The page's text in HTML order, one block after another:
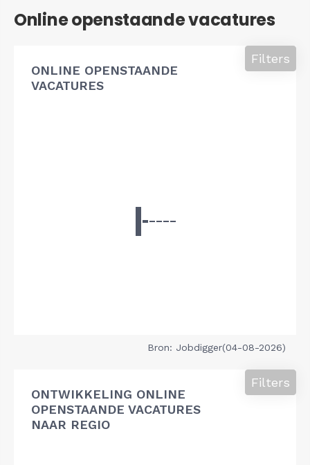
Online openstaande vacatures
ONLINE OPENSTAANDE
VACATURES
Filters
Bron: Jobdigger(04-08-2026)
ONTWIKKELING ONLINE
OPENSTAANDE VACATURES
NAAR REGIO
Filters